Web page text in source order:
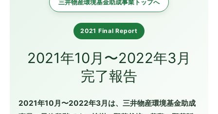
三井物産環境基金助成事業トップへ
2021 Final Report
2021年10月〜2022年3月
完了報告
2021年10月〜2022年3月は、三井物産環境基金助成